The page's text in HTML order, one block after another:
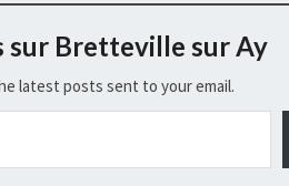
sur Bretteville sur Ay
latest posts sent to your email.